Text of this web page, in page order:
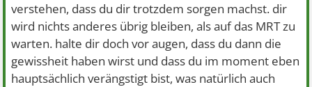
verstehen, dass du dir trotzdem sorgen machst. dir
wird nichts anderes übrig bleiben, als auf das MRT zu
warten. halte dir doch vor augen, dass du dann die
gewissheit haben wirst und dass du im moment eben
hauptsächlich verängstigt bist, was natürlich auch